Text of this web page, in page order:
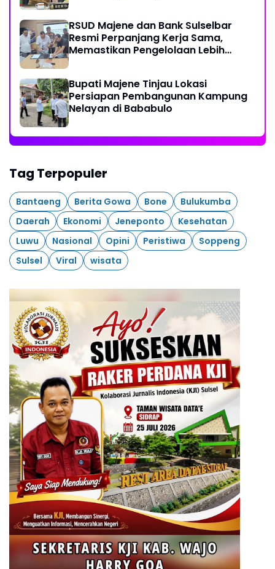
RSUD Majene dan Bank Sulselbar
Resmi Perpanjang Kerja Sama,
Memastikan Pengelolaan Lebih
Bupati Majene Tinjau Lokasi
Persiapan Pembangunan Kampung
Nelayan di Bababulo
Tag Terpopuler
Bantaeng Berita Gowa Bone
Bulukumba
Daerah
Ekonomi Jeneponto
Kesehatan
Luwu
Nasional Opini Peristiwa
Soppeng
Sulsel
Viral wisata